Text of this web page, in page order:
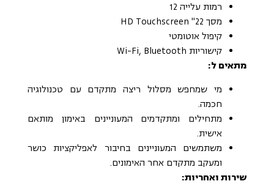
רמות עלייה 12
מסך 22" HD Touchscreen
קיפול אוטומטי
קישוריות Wi-Fi, Bluetooth
מתאים ל:
מי שמחפש מסלול ריצה מתקדם עם טכנולוגיה
חכמה.
מתחילים ומתקדמים המעוניינים באימון מותאם
אישית.
משתמשים המעוניינים בחיבור לאפליקציות כושר
ומעקב מתקדם אחר האימונים.
שירות ואחריות: